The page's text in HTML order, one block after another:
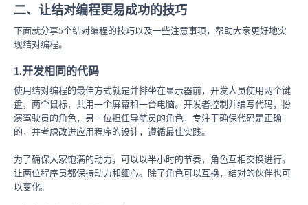
二、让结对编程更易成功的技巧
下面就分享5个结对编程的技巧以及一些注意事项，帮助大家更好地实
现结对编程。
1.开发相同的代码
使用结对编程的最佳方式就是并排坐在显示器前，开发人员使用两个键
盘，两个鼠标，共用一个屏幕和一台电脑。开发者控制并编写代码，扮
演驾驶员的角色，另一位担任导航员的角色，专注于确保代码是正确
的，并考虑改进应用程序的设计，遵循最佳实践。
为了确保大家饱满的动力，可以以半小时的节奏，角色互相交换进行。
让两位程序员都保持动力和细心。除了角色可以互换，结对的伙伴也可
以变化。